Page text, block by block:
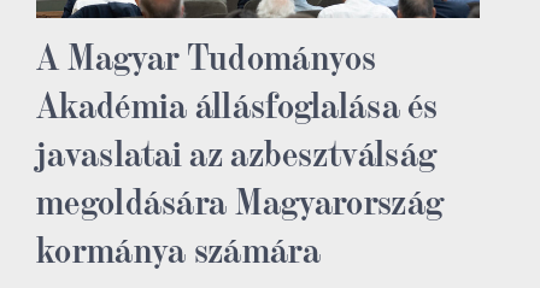
A Magyar Tudományos
Akadémia állásfoglalása és
javaslatai az azbesztválság
megoldására Magyarország
kormánya számára